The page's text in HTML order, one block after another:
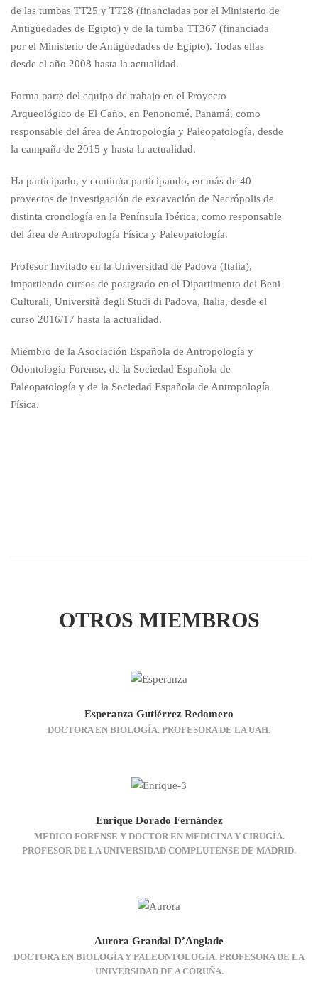
de las tumbas TT25 y TT28 (financiadas por el Ministerio de
Antigüedades de Egipto) y de la tumba TT367 (financiada
por el Ministerio de Antigüedades de Egipto). Todas ellas
desde el año 2008 hasta la actualidad.
Forma parte del equipo de trabajo en el Proyecto
Arqueológico de El Caño, en Penonomé, Panamá, como
responsable del área de Antropología y Paleopatología, desde
la campaña de 2015 y hasta la actualidad.
Ha participado, y continúa participando, en más de 40
proyectos de investigación de excavación de Necrópolis de
distinta cronología en la Península Ibérica, como responsable
del área de Antropología Física y Paleopatología.
Profesor Invitado en la Universidad de Padova (Italia),
impartiendo cursos de postgrado en el Dipartimento dei Beni
Culturali, Università degli Studi di Padova, Italia, desde el
curso 2016/17 hasta la actualidad.
Miembro de la Asociación Española de Antropología y
Odontología Forense, de la Sociedad Española de
Paleopatología y de la Sociedad Española de Antropología
Física.
OTROS MIEMBROS
Esperanza Gutiérrez Redomero
DOCTORA EN BIOLOGÍA. PROFESORA DE LA UAH.
Enrique Dorado Fernández
MEDICO FORENSE Y DOCTOR EN MEDICINA Y CIRUGÍA.
PROFESOR DE LA UNIVERSIDAD COMPLUTENSE DE MADRID.
Aurora Grandal D’Anglade
DOCTORA EN BIOLOGÍA Y PALEONTOLOGÍA. PROFESORA DE LA
UNIVERSIDAD DE A CORUÑA.